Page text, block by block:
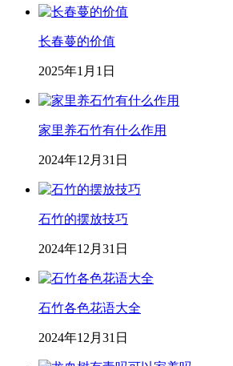
长春蔓的价值
2025年1月1日
家里养石竹有什么作用
2024年12月31日
石竹的摆放技巧
2024年12月31日
石竹各色花语大全
2024年12月31日